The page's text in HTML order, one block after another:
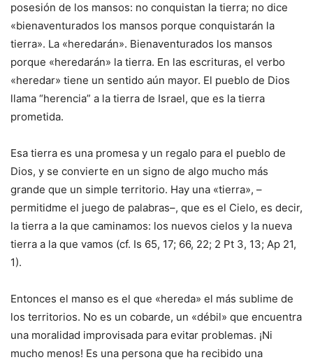
posesión de los mansos: no conquistan la tierra; no dice
«bienaventurados los mansos porque conquistarán la
tierra». La «heredarán». Bienaventurados los mansos
porque «heredarán» la tierra. En las escrituras, el verbo
«heredar» tiene un sentido aún mayor. El pueblo de Dios
llama “herencia” a la tierra de Israel, que es la tierra
prometida.
Esa tierra es una promesa y un regalo para el pueblo de
Dios, y se convierte en un signo de algo mucho más
grande que un simple territorio. Hay una «tierra», –
permitidme el juego de palabras–, que es el Cielo, es decir,
la tierra a la que caminamos: los nuevos cielos y la nueva
tierra a la que vamos (cf. Is 65, 17; 66, 22; 2 Pt 3, 13; Ap 21,
1).
Entonces el manso es el que «hereda» el más sublime de
los territorios. No es un cobarde, un «débil» que encuentra
una moralidad improvisada para evitar problemas. ¡Ni
mucho menos! Es una persona que ha recibido una